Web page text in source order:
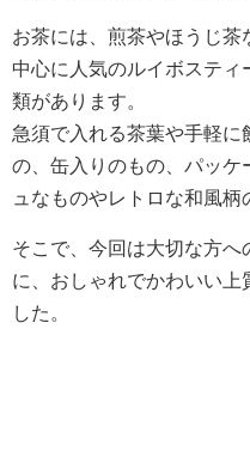
お茶には、煎茶やほうじ
中心に人気のルイボステ
類があります。
急須で入れる茶葉や手軽
の、缶入りのもの、パッ
ュなものやレトロな和風柄
そこで、今回は大切な方
に、おしゃれでかわいい
した。